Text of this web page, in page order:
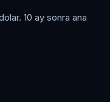
10 ay sonra ana